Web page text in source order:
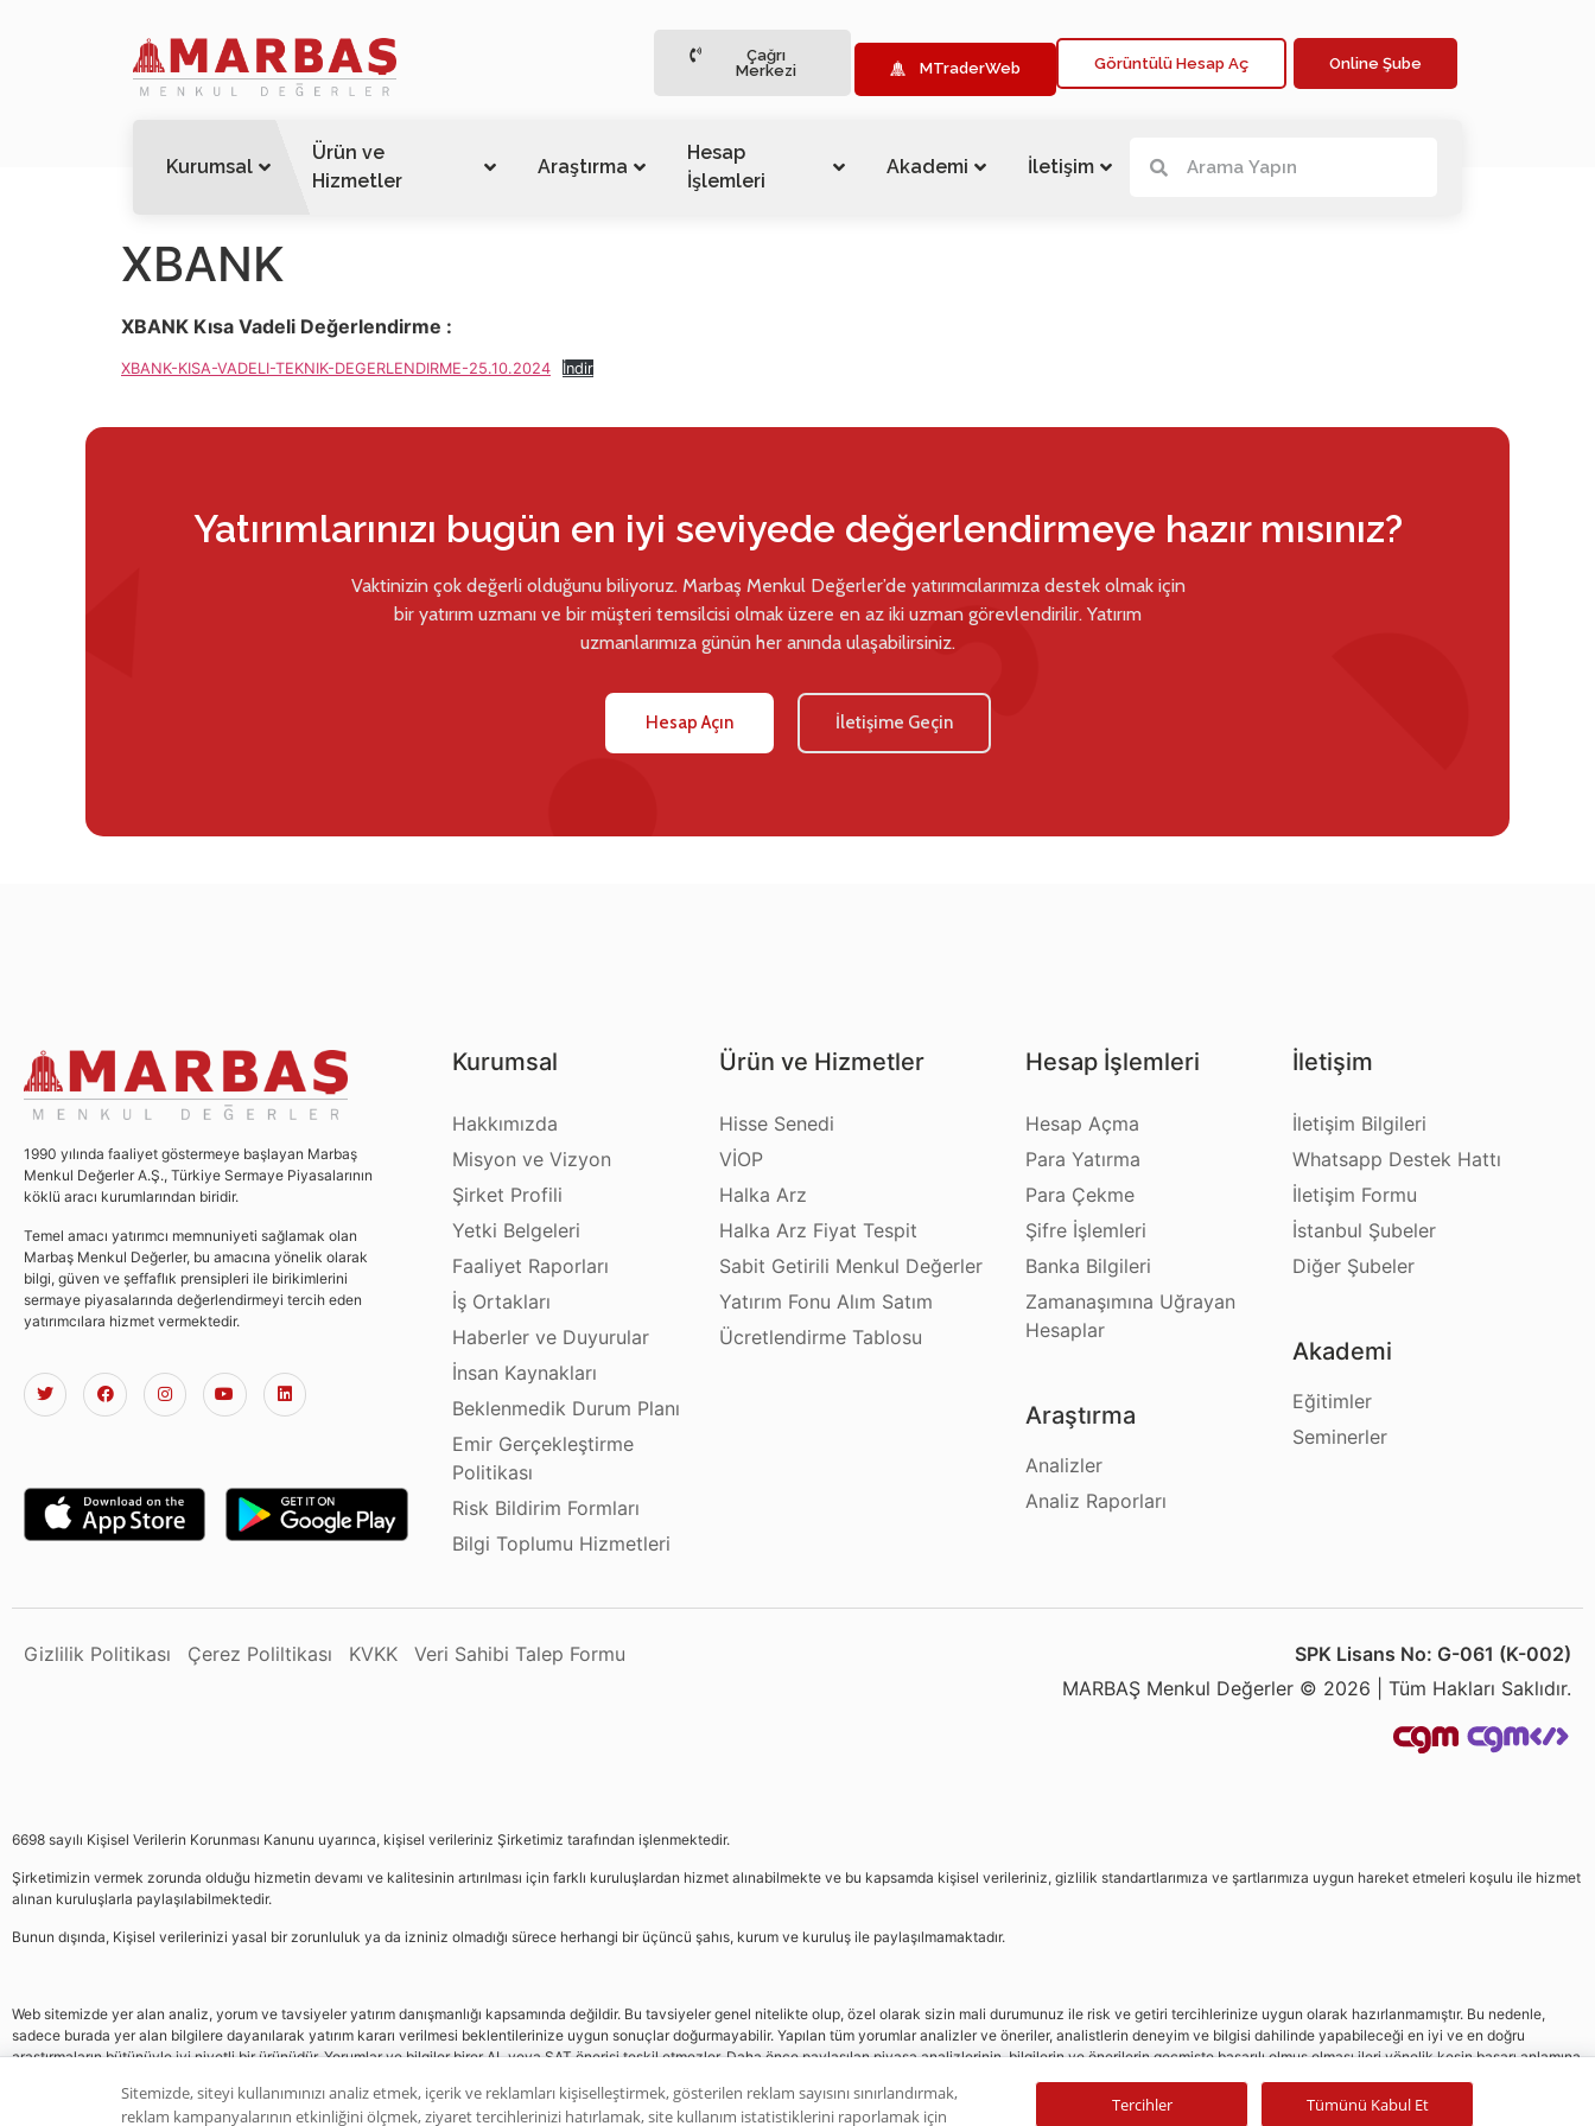
Çağrı
Merkezi
MTraderWeb Görüntülü Hesap Aç Online Şube
Kurumsal
Ürün ve
Hizmetler
Araştırma
Hesap
İşlemleri
Akademi İletişim
XBANK
XBANK Kısa Vadeli Değerlendirme :
XBANK-KISA-VADELI-TEKNIK-DEGERLENDIRME-25.10.2024 İndir
Yatırımlarınızı bugün en iyi seviyede değerlendirmeye hazır mısınız?
Vaktinizin çok değerli olduğunu biliyoruz. Marbaş Menkul Değerler’de yatırımcılarımıza destek olmak için
bir yatırım uzmanı ve bir müşteri temsilcisi olmak üzere en az iki uzman görevlendirilir. Yatırım
uzmanlarımıza günün her anında ulaşabilirsiniz.
Hesap Açın İletişime Geçin
1990 yılında faaliyet göstermeye başlayan Marbaş
Menkul Değerler A.Ş., Türkiye Sermaye Piyasalarının
köklü aracı kurumlarından biridir.
Temel amacı yatırımcı memnuniyeti sağlamak olan
Marbaş Menkul Değerler, bu amacına yönelik olarak
bilgi, güven ve şeffaflık prensipleri ile birikimlerini
sermaye piyasalarında değerlendirmeyi tercih eden
yatırımcılara hizmet vermektedir.
Kurumsal
Hakkımızda
Misyon ve Vizyon
Şirket Profili
Yetki Belgeleri
Faaliyet Raporları
İş Ortakları
Haberler ve Duyurular
İnsan Kaynakları
Beklenmedik Durum Planı
Emir Gerçekleştirme
Politikası
Risk Bildirim Formları
Bilgi Toplumu Hizmetleri
Ürün ve Hizmetler
Hisse Senedi
VİOP
Halka Arz
Halka Arz Fiyat Tespit
Sabit Getirili Menkul Değerler
Yatırım Fonu Alım Satım
Ücretlendirme Tablosu
Hesap İşlemleri
Hesap Açma
Para Yatırma
Para Çekme
Şifre İşlemleri
Banka Bilgileri
Zamanaşımına Uğrayan
Hesaplar
Araştırma
Analizler
Analiz Raporları
İletişim
İletişim Bilgileri
Whatsapp Destek Hattı
İletişim Formu
İstanbul Şubeler
Diğer Şubeler
Akademi
Eğitimler
Seminerler
Gizlilik Politikası Çerez Poliltikası KVKK Veri Sahibi Talep Formu
SPK Lisans No: G-061 (K-002)
MARBAŞ Menkul Değerler © 2026 | Tüm Hakları Saklıdır.
6698 sayılı Kişisel Verilerin Korunması Kanunu uyarınca, kişisel verileriniz Şirketimiz tarafından işlenmektedir.
Şirketimizin vermek zorunda olduğu hizmetin devamı ve kalitesinin artırılması için farklı kuruluşlardan hizmet alınabilmekte ve bu kapsamda kişisel verileriniz, gizlilik standartlarımıza ve şartlarımıza uygun hareket etmeleri koşulu ile hizmet
alınan kuruluşlarla paylaşılabilmektedir.
Bunun dışında, Kişisel verilerinizi yasal bir zorunluluk ya da izniniz olmadığı sürece herhangi bir üçüncü şahıs, kurum ve kuruluş ile paylaşılmamaktadır.
Web sitemizde yer alan analiz, yorum ve tavsiyeler yatırım danışmanlığı kapsamında değildir. Bu tavsiyeler genel nitelikte olup, özel olarak sizin mali durumunuz ile risk ve getiri tercihlerinize uygun olarak hazırlanmamıştır. Bu nedenle,
sadece burada yer alan bilgilere dayanılarak yatırım kararı verilmesi beklentilerinize uygun sonuçlar doğurmayabilir. Yapılan tüm yorumlar analizler ve öneriler, analistlerin deneyim ve bilgisi dahilinde yapabileceği en iyi ve en doğru
araştırmaların bütünüyle iyi niyetli bir ürünüdür. Yorumlar ve bilgiler birer AL veya SAT önerisi teşkil etmezler. Daha önce paylaşılan piyasa analizlerinin, bilgilerin ve önerilerin geçmişte başarılı olmuş olması ileri yönelik kesin başarı anlamına
Sitemizde, siteyi kullanımınızı analiz etmek, içerik ve reklamları kişiselleştirmek, gösterilen reklam sayısını sınırlandırmak,
reklam kampanyalarının etkinliğini ölçmek, ziyaret tercihlerinizi hatırlamak, site kullanım istatistiklerini raporlamak için
Tercihler Tümünü Kabul Et